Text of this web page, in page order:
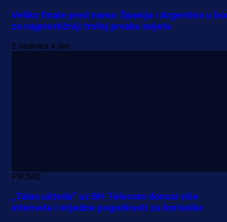
Veliko finale pred nama: Španija i Argentina u
za najprestižniji trofej prvaka svijeta
2 sedmica 4 dan
PROMO
„Talas ušteda“ uz BH Telecom donosi više
interneta i vrijedne pogodnosti za korisnike